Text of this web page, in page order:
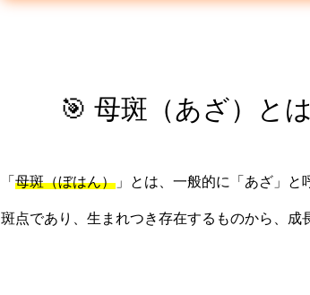
🎯 母斑（あざ）と
「 母斑（ぼはん） 」とは、一般的に「あざ」
斑点であり、生まれつき存在するものから、